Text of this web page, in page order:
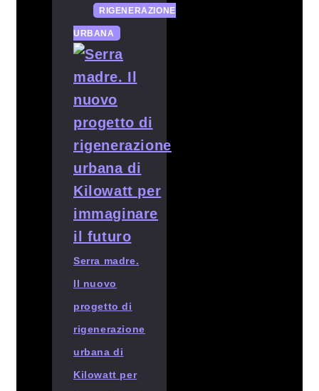
RIGENERAZIONE
URBANA
Serra madre.
Il nuovo
progetto di
rigenerazione
urbana di
Kilowatt per